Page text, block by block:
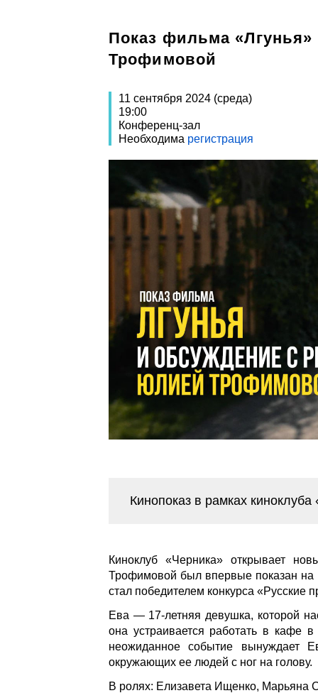
Показ фильма
Трофимовой
11 сентября 2024 (среда)
19:00
Конференц-зал
Необходима регистрация
Кинопоказ в рамках киноклуба
Киноклуб «Черника» открывает
Трофимовой был впервые показан
стал победителем конкурса «Русские
Ева — 17-летняя девушка, которой
она устраивается работать в кафе
неожиданное событие вынуждает
окружающих ее людей с ног на голову.
В ролях: Елизавета Ищенко, Марьяна